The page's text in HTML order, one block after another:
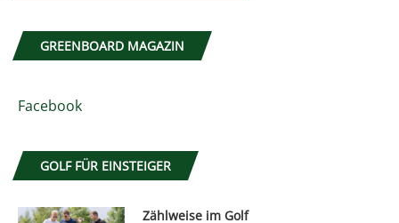
GREENBOARD MAGAZIN
Facebook
GOLF FÜR EINSTEIGER
Zählweise im Golf